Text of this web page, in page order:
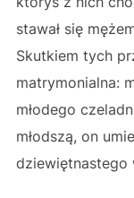
stawał się
Skutkiem tych
matrymonialna:
młodego
młodszą, on
dziewiętnastego